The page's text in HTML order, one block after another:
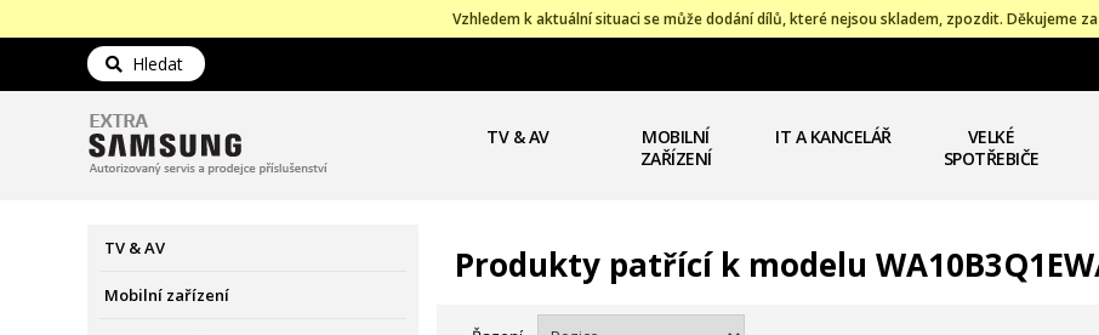
Vzhledem k aktuální situaci se může dodání dílů, které nejsou skladem, zpozdit. Děkujeme
Hledat
TV & AV
MOBILNÍ
ZAŘÍZENÍ
IT A KANCELÁŘ
VELKÉ
SPOTŘEBIČE
TV & AV
Mobilní zařízení
Produkty patřící k modelu